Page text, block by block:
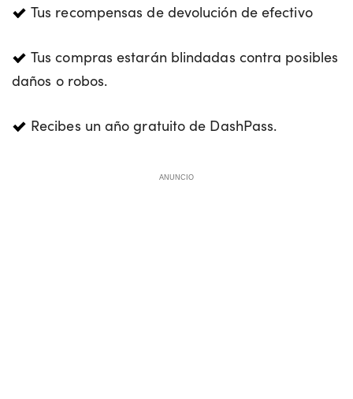
Tus recompensas de devolución de efectivo
Tus compras estarán blindadas contra posibles
daños o robos.
Recibes un año gratuito de DashPass.
ANUNCIO